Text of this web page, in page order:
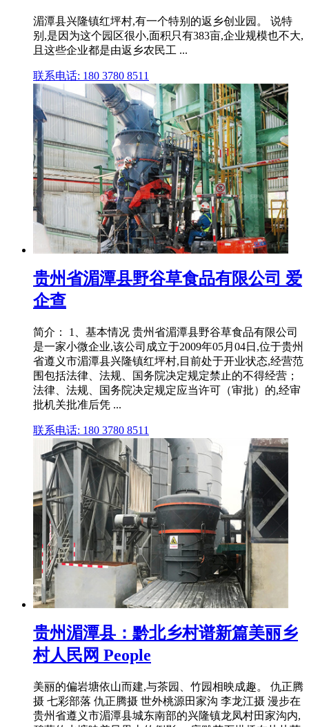
湄潭县兴隆镇红坪村,有一个特别的返乡创业园。 说特
别,是因为这个园区很小,面积只有383亩,企业规模也不大,
且这些企业都是由返乡农民工 ...
联系电话: 180 3780 8511
贵州省湄潭县野谷草食品有限公司 爱
企查
简介： 1、基本情况 贵州省湄潭县野谷草食品有限公司
是一家小微企业,该公司成立于2009年05月04日,位于贵州
省遵义市湄潭县兴隆镇红坪村,目前处于开业状态,经营范
围包括法律、法规、国务院决定规定禁止的不得经营；
法律、法规、国务院决定规定应当许可（审批）的,经审
批机关批准后凭 ...
联系电话: 180 3780 8511
贵州湄潭县：黔北乡村谱新篇美丽乡
村人民网 People
美丽的偏岩塘依山而建,与茶园、竹园相映成趣。 仇正腾
摄 七彩部落 仇正腾摄 世外桃源田家沟 李龙江摄 漫步在
贵州省遵义市湄潭县城东南部的兴隆镇龙凤村田家沟内,